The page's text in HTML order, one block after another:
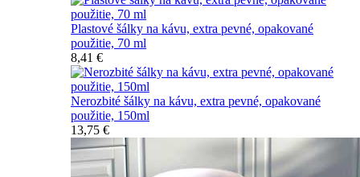
Plastové šálky na kávu, extra pevné, opakované
použitie, 70 ml
8,41 €
Nerozbité šálky na kávu, extra pevné, opakované
použitie, 150ml
13,75 €